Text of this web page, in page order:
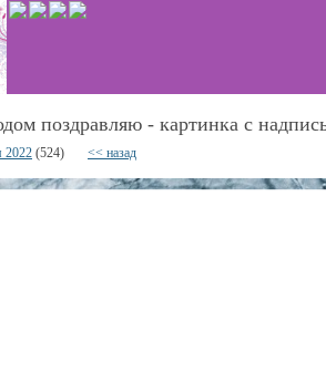
поздравляю - картинка с
2022 (524) << назад